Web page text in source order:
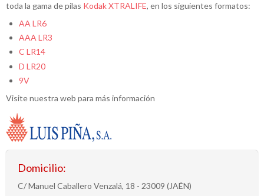
toda la gama de pilas Kodak XTRALIFE, en los siguientes formatos:
AA LR6
AAA LR3
C LR14
D LR20
9V
Visite nuestra web para más información
Domicilio:
C/ Manuel Caballero Venzalá, 18 - 23009 (JAÉN)